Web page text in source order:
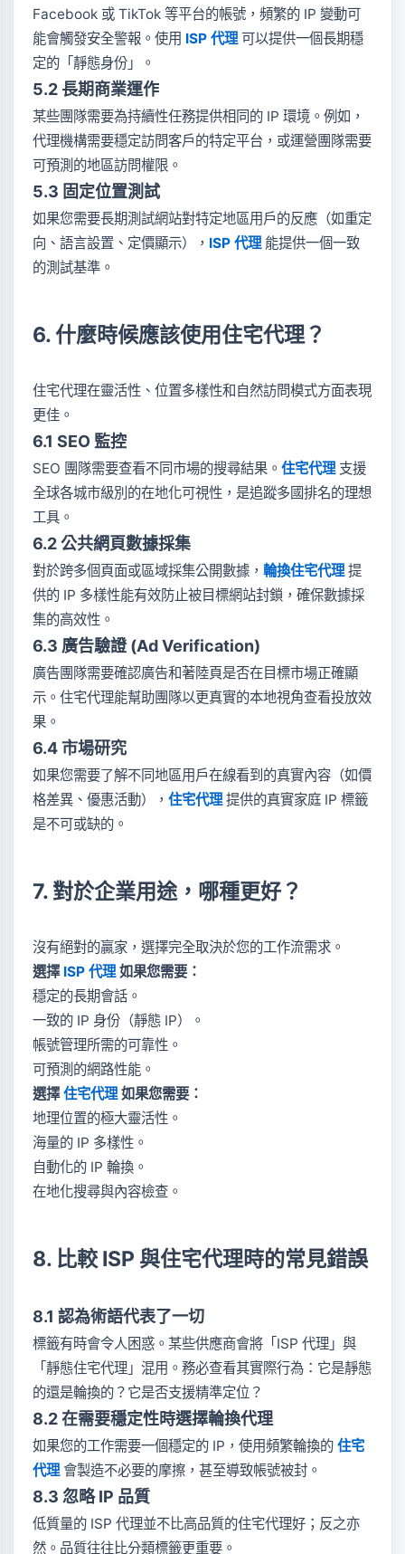
Facebook 或 TikTok 等平台的帳號，頻繁的 IP 變動可
能會觸發安全警報。使用 ISP 代理 可以提供一個長期穩
定的「靜態身份」。
5.2 長期商業運作
某些團隊需要為持續性任務提供相同的 IP 環境。例如，
代理機構需要穩定訪問客戶的特定平台，或運營團隊需要
可預測的地區訪問權限。
5.3 固定位置測試
如果您需要長期測試網站對特定地區用戶的反應（如重定
向、語言設置、定價顯示）， ISP 代理 能提供一個一致
的測試基準。
6. 什麼時候應該使用住宅代理？
住宅代理在靈活性、位置多樣性和自然訪問模式方面表現
更佳。
6.1 SEO 監控
SEO 團隊需要查看不同市場的搜尋結果。 住宅代理 支援
全球各城市級別的在地化可視性，是追蹤多國排名的理想
工具。
6.2 公共網頁數據採集
對於跨多個頁面或區域採集公開數據， 輪換住宅代理提
供的 IP 多樣性能有效防止被目標網站封鎖，確保數據採
集的高效性。
6.3 廣告驗證 (Ad Verification)
廣告團隊需要確認廣告和著陸頁是否在目標市場正確顯
示。住宅代理能幫助團隊以更真實的本地視角查看投放效
果。
6.4 市場研究
如果您需要了解不同地區用戶在線看到的真實內容（如價
格差異、優惠活動）， 住宅代理 提供的真實家庭 IP 標籤
是不可或缺的。
7. 對於企業用途，哪種更好？
沒有絕對的贏家，選擇完全取決於您的工作流需求。
選擇 ISP 代理 如果您需要：
穩定的長期會話。
一致的 IP 身份（靜態 IP）。
帳號管理所需的可靠性。
可預測的網路性能。
選擇住宅代理如果您需要：
地理位置的極大靈活性。
海量的 IP 多樣性。
自動化的 IP 輪換。
在地化搜尋與內容檢查。
8. 比較 ISP 與住宅代理時的常見錯誤
8.1 認為術語代表了一切
標籤有時會令人困惑。某些供應商會將「ISP 代理」與
「靜態住宅代理」混用。務必查看其實際行為：它是靜態
的還是輪換的？它是否支援精準定位？
8.2 在需要穩定性時選擇輪換代理
如果您的工作需要一個穩定的 IP，使用頻繁輪換的 住宅
代理會製造不必要的摩擦，甚至導致帳號被封。
8.3 忽略 IP 品質
低質量的 ISP 代理並不比高品質的住宅代理好；反之亦
然。品質往往比分類標籤更重要。